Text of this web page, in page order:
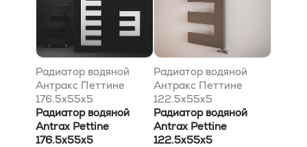
Радиатор водяной
Антракс Петтине
176.5x55x5
Радиатор водяной
Antrax Pettine
176.5x55x5
Радиатор водяной
Антракс Петтине
122.5x55x5
Радиатор водяной
Antrax Pettine
122.5x55x5